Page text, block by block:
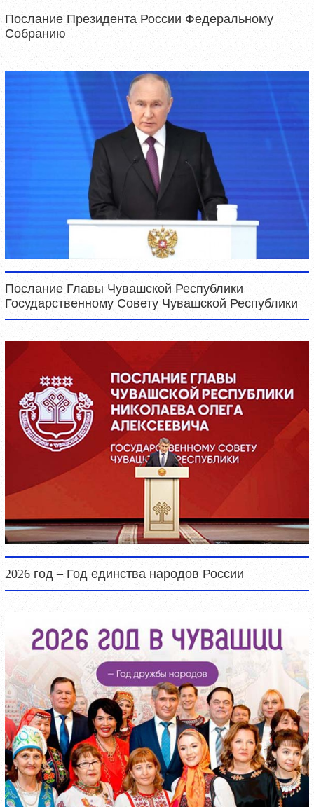
Послание Президента России Федеральному
Собранию
Послание Главы Чувашской Республики
Государственному Совету Чувашской Республики
2026 год – Год единства народов России